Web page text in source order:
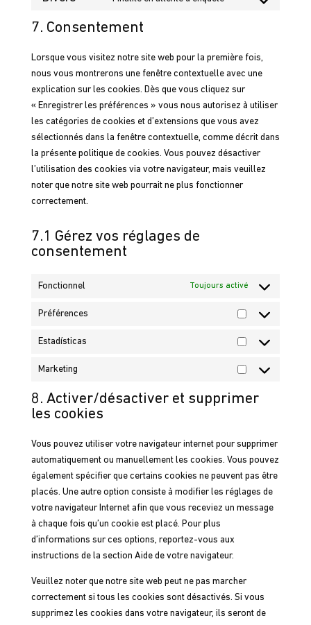
Consent
divers
7. Consentement
Lorsque vous visitez notre site web pour la première fois,
nous vous montrerons une fenêtre contextuelle avec une
explication sur les cookies. Dès que vous cliquez sur
« Enregistrer les préférences » vous nous autorisez à utiliser
les catégories de cookies et d’extensions que vous avez
sélectionnés dans la fenêtre contextuelle, comme décrit dans
la présente politique de cookies. Vous pouvez désactiver
l’utilisation des cookies via votre navigateur, mais veuillez
noter que notre site web pourrait ne plus fonctionner
correctement.
7.1 Gérez vos réglages de
consentement
Fonctionnel Toujours activé
Préférences
Préférences
Estadísticas
Estadísticas
Marketing
Marketing
8. Activer/désactiver et supprimer
les cookies
Vous pouvez utiliser votre navigateur internet pour supprimer
automatiquement ou manuellement les cookies. Vous pouvez
également spécifier que certains cookies ne peuvent pas être
placés. Une autre option consiste à modifier les réglages de
votre navigateur Internet afin que vous receviez un message
à chaque fois qu’un cookie est placé. Pour plus
d’informations sur ces options, reportez-vous aux
instructions de la section Aide de votre navigateur.
Veuillez noter que notre site web peut ne pas marcher
correctement si tous les cookies sont désactivés. Si vous
supprimez les cookies dans votre navigateur, ils seront de